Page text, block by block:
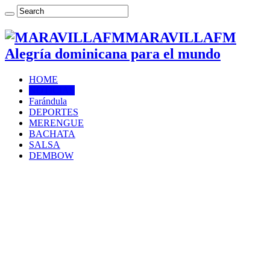
MARAVILLAFM
Alegría dominicana para el mundo
HOME
Farándula
DEPORTES
MERENGUE
BACHATA
SALSA
DEMBOW